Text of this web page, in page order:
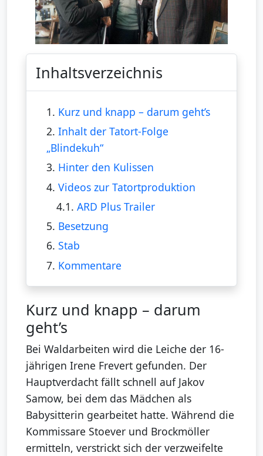
Inhaltsverzeichnis
1. Kurz und knapp – darum geht’s
2. Inhalt der Tatort-Folge
„Blindekuh“
3. Hinter den Kulissen
4. Videos zur Tatortproduktion
4.1.ARD Plus Trailer
5. Besetzung
6. Stab
7. Kommentare
Kurz und knapp – darum
geht’s
Bei Waldarbeiten wird die Leiche der 16-
jährigen Irene Frevert gefunden. Der
Hauptverdacht fällt schnell auf Jakov
Samow, bei dem das Mädchen als
Babysitterin gearbeitet hatte. Während die
Kommissare Stoever und Brockmöller
ermitteln, verstrickt sich der verzweifelte